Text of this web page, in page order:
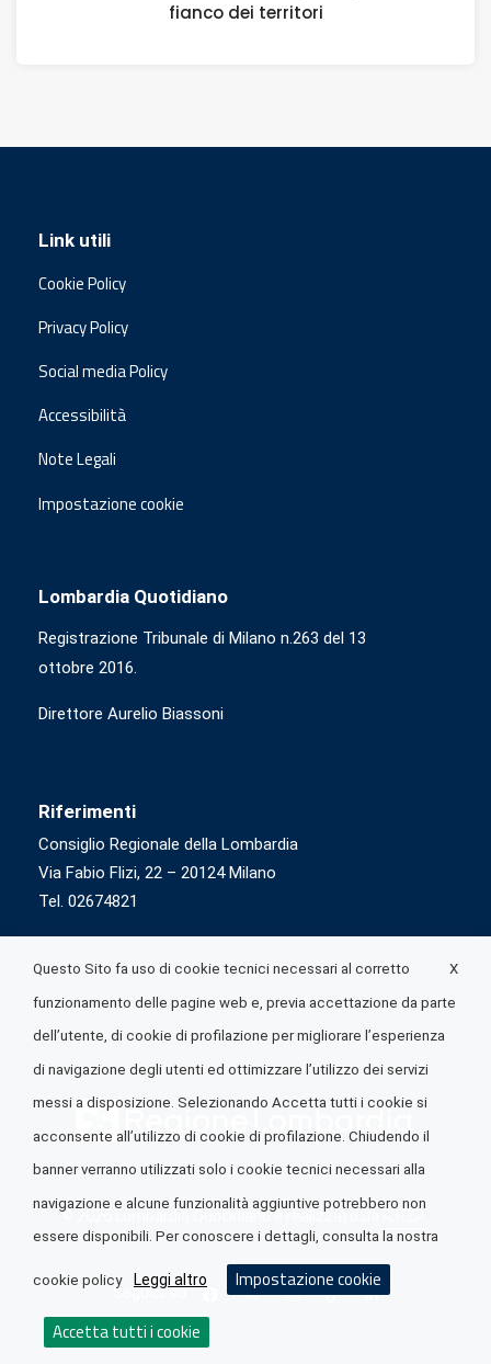
fianco dei territori
Link utili
Cookie Policy
Privacy Policy
Social media Policy
Accessibilità
Note Legali
Impostazione cookie
Lombardia Quotidiano
Registrazione Tribunale di Milano n.263 del 13
ottobre 2016.
Direttore Aurelio Biassoni
Riferimenti
Consiglio Regionale della Lombardia
Via Fabio Flizi, 22 – 20124 Milano
Tel. 02674821
© 2026 Lombardia Quotidiano è realizzato daA.R.I.A.
Seguici su
X
Questo Sito fa uso di cookie tecnici necessari al corretto
funzionamento delle pagine web e, previa accettazione da parte
dell’utente, di cookie di profilazione per migliorare l’esperienza
di navigazione degli utenti ed ottimizzare l’utilizzo dei servizi
messi a disposizione. Selezionando Accetta tutti i cookie si
acconsente all’utilizzo di cookie di profilazione. Chiudendo il
banner verranno utilizzati solo i cookie tecnici necessari alla
navigazione e alcune funzionalità aggiuntive potrebbero non
essere disponibili. Per conoscere i dettagli, consulta la nostra
cookie policy Leggi altro Impostazione cookie
Accetta tutti i cookie